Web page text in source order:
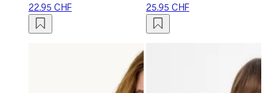
22.95 CHF
25.95 CHF